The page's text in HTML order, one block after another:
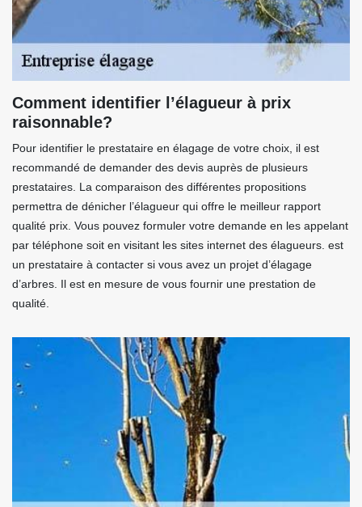
Comment identifier l’élagueur à prix
raisonnable?
Pour identifier le prestataire en élagage de votre choix, il est
recommandé de demander des devis auprès de plusieurs
prestataires. La comparaison des différentes propositions
permettra de dénicher l’élagueur qui offre le meilleur rapport
qualité prix. Vous pouvez formuler votre demande en les appelant
par téléphone soit en visitant les sites internet des élagueurs. est
un prestataire à contacter si vous avez un projet d’élagage
d’arbres. Il est en mesure de vous fournir une prestation de
qualité.